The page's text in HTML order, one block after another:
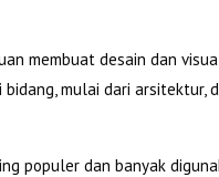
membuat desain dan
mulai dari arsitektur,
populer dan banyak